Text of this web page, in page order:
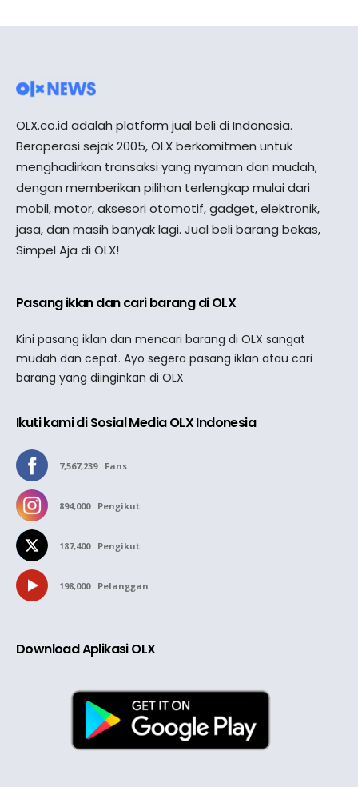
OLX.co.id adalah platform jual beli di Indonesia.
Beroperasi sejak 2005, OLX berkomitmen untuk
menghadirkan transaksi yang nyaman dan mudah,
dengan memberikan pilihan terlengkap mulai dari
mobil, motor, aksesori otomotif, gadget, elektronik,
jasa, dan masih banyak lagi. Jual beli barang bekas,
Simpel Aja di OLX!
Pasang iklan dan cari barang di OLX
Kini pasang iklan dan mencari barang di OLX sangat
mudah dan cepat. Ayo segera pasang iklan atau cari
barang yang diinginkan di OLX
Ikuti kami di Sosial Media OLX Indonesia
7,567,239 Fans
894,000 Pengikut
187,400 Pengikut
198,000 Pelanggan
Download Aplikasi OLX